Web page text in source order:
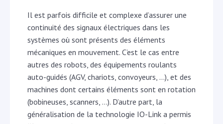
Il est parfois difficile et complexe d’assurer une
continuité des signaux électriques dans les
systèmes où sont présents des éléments
mécaniques en mouvement. C’est le cas entre
autres des robots, des équipements roulants
auto-guidés (AGV, chariots, convoyeurs, …), et des
machines dont certains éléments sont en rotation
(bobineuses, scanners, …). D’autre part, la
généralisation de la technologie IO-Link a permis